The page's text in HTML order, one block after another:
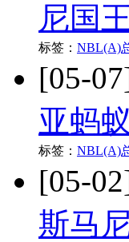
尼国
标签： NBL(A)
[05-
亚蚂
标签： NBL(A)
[05-
斯马